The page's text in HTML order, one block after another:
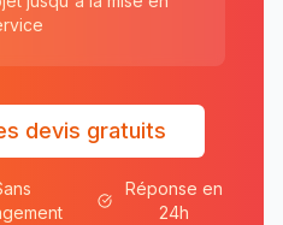
devis gratuits
Réponse en
24h